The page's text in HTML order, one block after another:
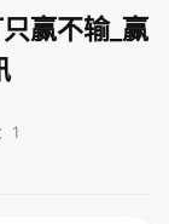
赢不输_赢
1